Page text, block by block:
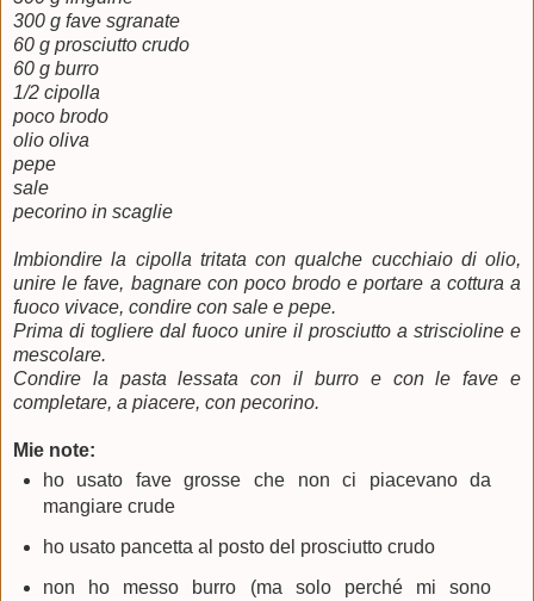
300 g fave sgranate
60 g prosciutto crudo
60 g burro
1/2 cipolla
poco brodo
olio oliva
pepe
sale
pecorino in scaglie
Imbiondire la cipolla tritata con qualche cucchiaio di olio,
unire le fave, bagnare con poco brodo e portare a cottura a
fuoco vivace, condire con sale e pepe.
Prima di togliere dal fuoco unire il prosciutto a striscioline e
mescolare.
Condire la pasta lessata con il burro e con le fave e
completare, a piacere, con pecorino.
Mie note:
ho usato fave grosse che non ci piacevano da
mangiare crude
ho usato pancetta al posto del prosciutto crudo
non ho messo burro (ma solo perché mi sono